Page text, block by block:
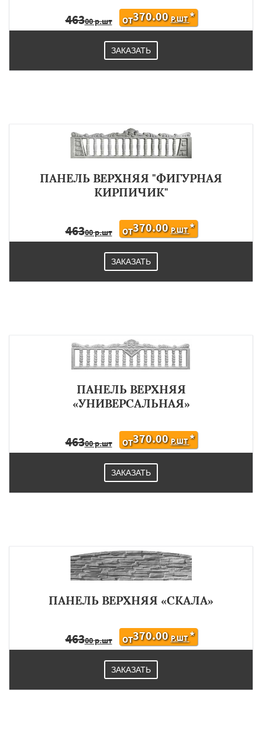
46300 р.шт ОТ370.00 Р.ШТ*
ЗАКАЗАТЬ
ПАНЕЛЬ ВЕРХНЯЯ "ФИГУРНАЯ
КИРПИЧИК"
46300 р.шт ОТ370.00 Р.ШТ*
ЗАКАЗАТЬ
ПАНЕЛЬ ВЕРХНЯЯ
«УНИВЕРСАЛЬНАЯ»
46300 р.шт ОТ370.00 Р.ШТ*
ЗАКАЗАТЬ
ПАНЕЛЬ ВЕРХНЯЯ «СКАЛА»
46300 р.шт ОТ370.00 Р.ШТ*
ЗАКАЗАТЬ